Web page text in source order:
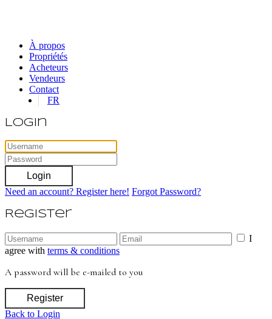
À propos
Propriétés
Acheteurs
Vendeurs
Contact
FR
Login
Login
Need an account? Register here! Forgot Password?
Register
I
agree with terms & conditions
A password will be e-mailed to you
Register
Back to Login